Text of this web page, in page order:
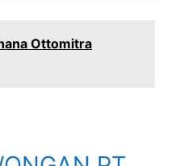
Ottomitra